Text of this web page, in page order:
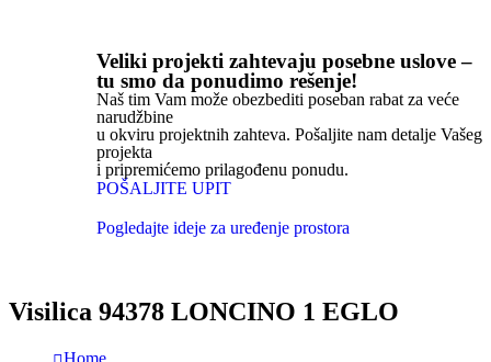
Veliki projekti zahtevaju posebne uslove –
tu smo da ponudimo rešenje!
Naš tim Vam može obezbediti poseban rabat za veće
narudžbine
u okviru projektnih zahteva. Pošaljite nam detalje Vašeg
projekta
i pripremićemo prilagođenu ponudu.
POŠALJITE UPIT
Pogledajte ideje za uređenje prostora
Visilica 94378 LONCINO 1 EGLO